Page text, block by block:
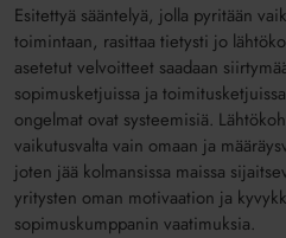
Esitettyä sääntelyä, jolla pyritään
toimintaan, rasittaa tietysti jo
asetetut velvoitteet saadaan
sopimusketjuissa ja
ongelmat ovat systeemisiä.
vaikutusvalta vain omaan ja
joten jää kolmansissa maissa
yritysten oman motivaation ja
sopimuskumppanin vaatimuksia.